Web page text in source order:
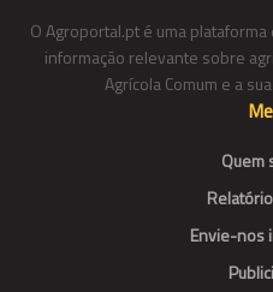
O Agroportal.pt é uma
informação relevante sobre
Agrícola Comum e a
Quem
Envie-nos